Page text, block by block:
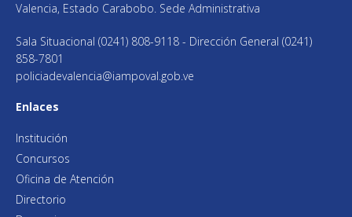
Valencia, Estado Carabobo. Sede Administrativa
Sala Situacional (0241) 808-9118 - Dirección General (0241)
858-7801
policiadevalencia@iampoval.gob.ve
Enlaces
Institución
Concursos
Oficina de Atención
Directorio